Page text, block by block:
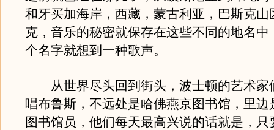
和牙买加海岸，西藏，蒙古利亚，巴斯克山
克，音乐的秘密就保存在这些不同的地名中
个名字就想到一种歌声。
从世界尽头回到街头，波士顿的艺术家
唱布鲁斯，不远处是哈佛燕京图书馆，里边
图书馆员，他们每天最高兴说的话就是，只